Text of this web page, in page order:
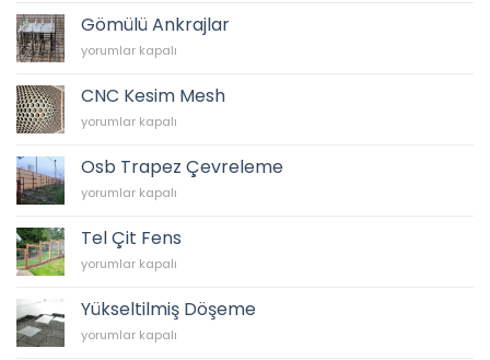
için
Gömülü Ankrajlar
Gömülü
için
yorumlar kapalı
CNC Kesim Mesh
CNC
Mesh
için
yorumlar kapalı
Osb Trapez Çevreleme
Osb
Çevreleme
için
yorumlar kapalı
Tel Çit Fens
Tel
Fens
için
yorumlar kapalı
Yükseltilmiş Döşeme
Yükseltilmiş
yorumlar kapalı